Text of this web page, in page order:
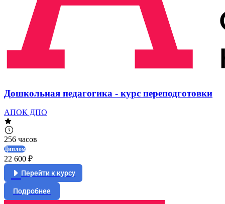
Дошкольная педагогика - курс переподготовки
АПОК ДПО
256 часов
Диплом
22 600 ₽
Перейти к курсу
Подробнее